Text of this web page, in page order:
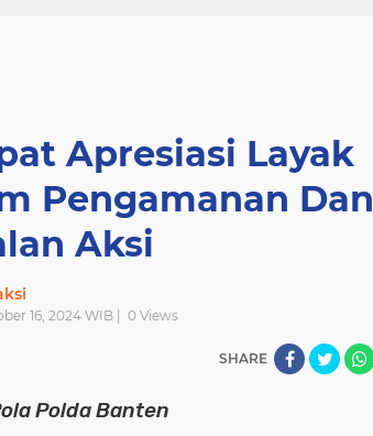
Apresiasi Layak
Pengamanan Dan
Aksi
16, 2024 WIB | 0Views
SHARE
Polda Banten